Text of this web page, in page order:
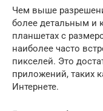
Чем выше
более детальным и
планшетах с
наиболее часто
пикселей. Это
приложений, таких
Интернете.